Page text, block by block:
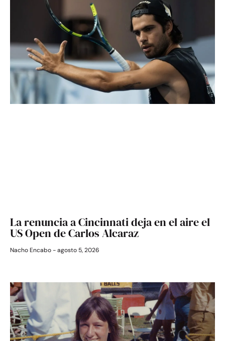
La renuncia a Cincinnati deja en el aire el
US Open de Carlos Alcaraz
Nacho Encabo agosto 5, 2026